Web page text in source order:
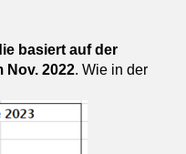
basiert auf der
Nov. 2022. Wie in der